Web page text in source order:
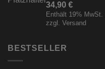
34,90 €
Enthält 19% MwSt.
zzgl. Versand
BESTSELLER